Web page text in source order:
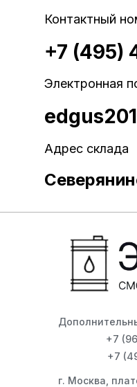
Контактный
+7 (495)
Электронная
Адрес склада
+7
+7
г. Москва,